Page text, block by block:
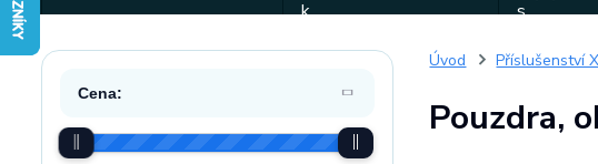
Cena:
Úvod Příslušenství
Pouzdra,